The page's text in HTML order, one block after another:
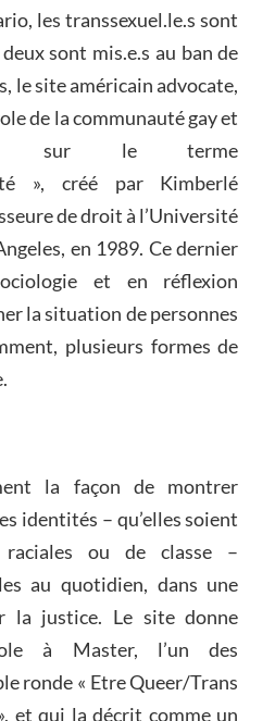
les transsexuel.le.s sont
sont mis.e.s au ban de
le site américain advocate,
de la communauté gay et
sur le terme
», créé par Kimberlé
de droit à l’Université
en 1989. Ce dernier
et en réflexion
la situation de personnes
plusieurs formes de
la façon de montrer
identités – qu’elles soient
raciales ou de classe –
au quotidien, dans une
la justice. Le site donne
à Master, l’un des
ronde « Etre Queer/Trans
et qui la décrit comme un